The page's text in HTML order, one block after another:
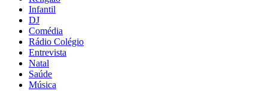
Infantil
DJ
Comédia
Rádio Colégio
Entrevista
Natal
Saúde
Música